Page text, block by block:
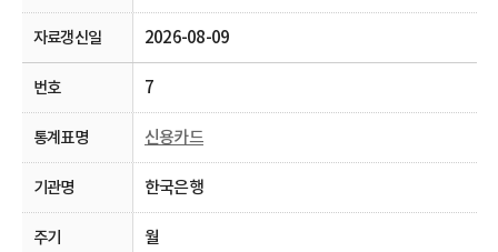
2026-08-09
7
신용카드
한국은행
월